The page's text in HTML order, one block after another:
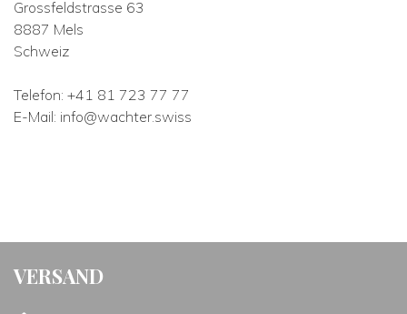
Grossfeldstrasse 63
8887 Mels
Schweiz
Telefon: +41 81 723 77 77
E-Mail: info@wachter.swiss
VERSAND